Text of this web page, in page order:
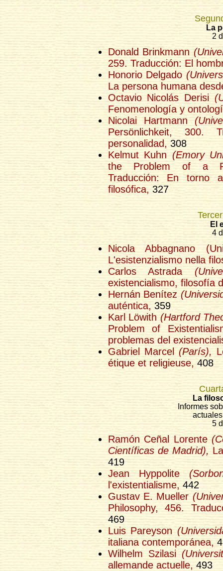
La
2
Donald Brinkmann
259. Traducción: El
Honorio Delgado
La persona humana
Octavio Nicolás Derisi
Fenomenología y
Nicolai Hartmann
Persönlichkeit, 300.
personalidad, 308
Kelmut Kuhn (Emory
the Problem of a
Traducción: En torno
filosófica, 327
El
4
Nicola Abbagnano
L'esistenzialismo nella
Carlos Astrada
existencialismo, filosofía
Hernán Benítez
auténtica, 359
Karl Löwith (Hartford
Problem of
problemas del
Gabriel Marcel (París),
étique et religieuse, 408
La
Informes
5
Ramón Ceñal Lorente
Científicas de Madrid),
419
Jean Hyppolite
l'existentialisme, 442
Gustav E. Mueller
Philosophy, 456.
469
Luis Pareyson
italiana contemporánea,
Wilhelm Szilasi
allemande actuelle, 493